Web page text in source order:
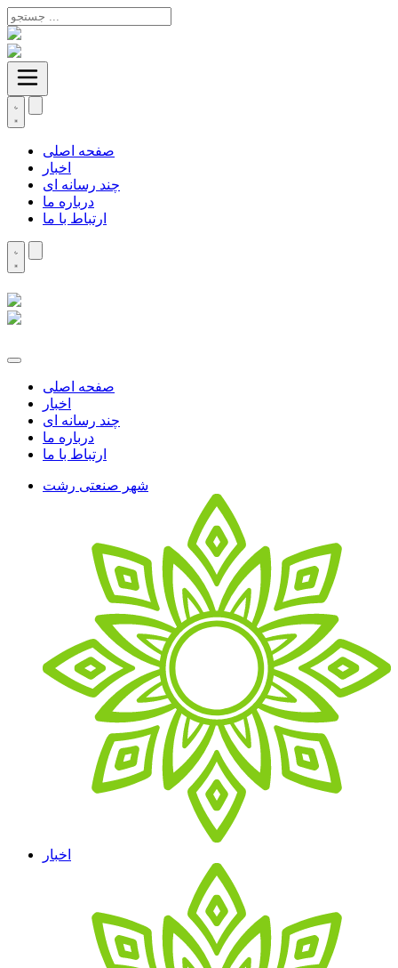
صفحه اصلی
اخبار
چند رسانه ای
درباره ما
ارتباط با ما
صفحه اصلی
اخبار
چند رسانه ای
درباره ما
ارتباط با ما
شهر صنعتی رشت
اخبار